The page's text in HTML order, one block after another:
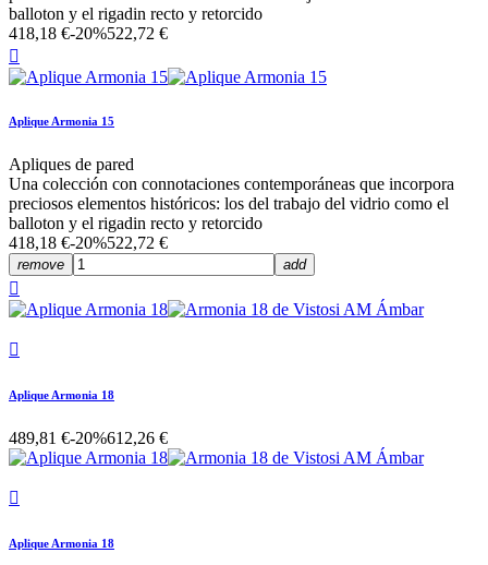
balloton y el rigadin recto y retorcido
418,18 €-20%522,72 €

Aplique Armonia 15
Apliques de pared
Una colección con connotaciones contemporáneas que incorpora
preciosos elementos históricos: los del trabajo del vidrio como el
balloton y el rigadin recto y retorcido
418,18 €-20%522,72 €
remove add


Aplique Armonia 18
489,81 €-20%612,26 €

Aplique Armonia 18